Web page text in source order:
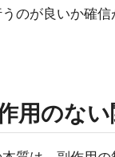
のが良いか確
用のない